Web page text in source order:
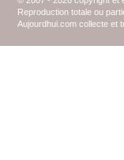
Reproduction totale ou
Aujourdhui.com collecte et